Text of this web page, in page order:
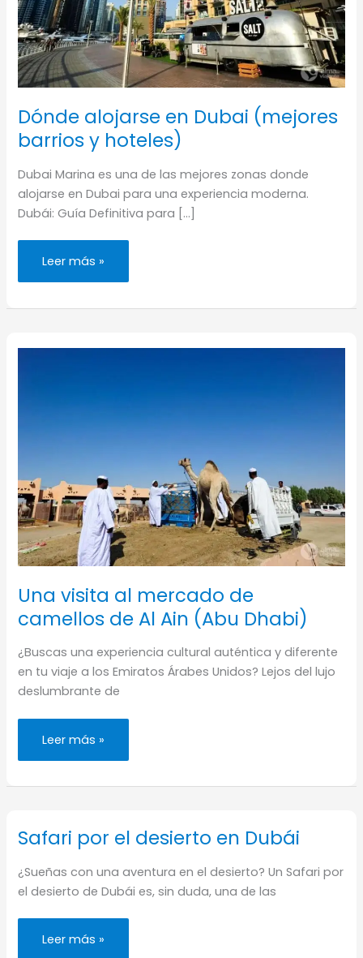
Dónde alojarse en Dubai (mejores
barrios y hoteles)
Dubai Marina es una de las mejores zonas donde
alojarse en Dubai para una experiencia moderna.
Dubái: Guía Definitiva para […]
Dónde
en
(mejores
Leer más »
Una visita al mercado de
camellos de Al Ain (Abu Dhabi)
¿Buscas una experiencia cultural auténtica y diferente
en tu viaje a los Emiratos Árabes Unidos? Lejos del lujo
deslumbrante de
Una
al
de
Ain
(Abu
Dhabi)
Leer más »
Safari por el desierto en Dubái
¿Sueñas con una aventura en el desierto? Un Safari por
el desierto de Dubái es, sin duda, una de las
Safari
Leer más »